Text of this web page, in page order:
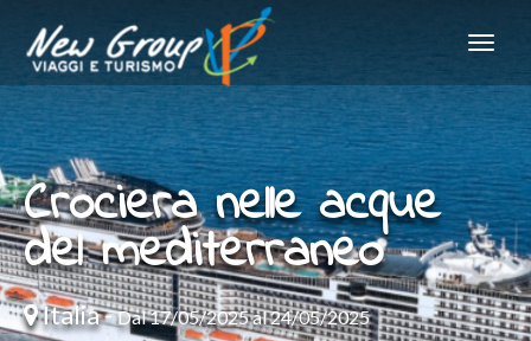
Crociera nelle acque
del mediterraneo
Italia -Dal 17/05/2025 al 24/05/2025